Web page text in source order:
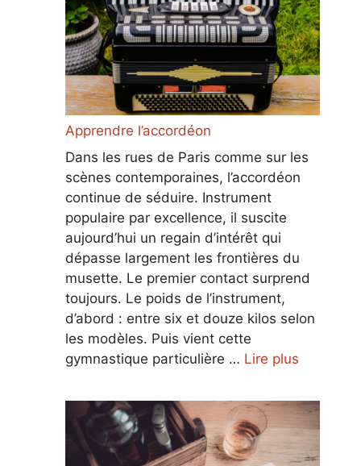
Apprendre l’accordéon
Dans les rues de Paris comme sur les
scènes contemporaines, l’accordéon
continue de séduire. Instrument
populaire par excellence, il suscite
aujourd’hui un regain d’intérêt qui
dépasse largement les frontières du
musette. Le premier contact surprend
toujours. Le poids de l’instrument,
d’abord : entre six et douze kilos selon
les modèles. Puis vient cette
gymnastique particulière … Lire plus